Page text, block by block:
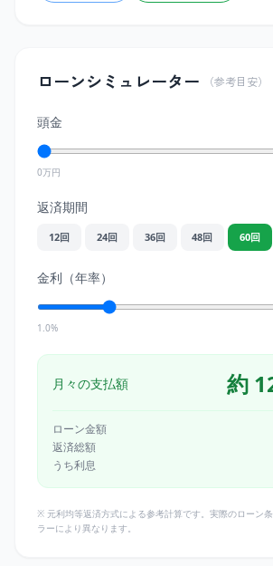
ローンシミュレーター （参考目安）
頭金
0万円
返済期間
12回 24回 36回 48回 60回
金利（年率）
1.0%
月々の支払額 約
ローン金額
返済総額
うち利息
※ 元利均等返済方式による参考計算です。実際のローン
ラーにより異なります。